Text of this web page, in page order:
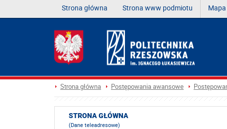
Strona główna Strona www podmiotu
Strona główna Postępowania awansowe
STRONA GŁÓWNA
(Dane teleadresowe)